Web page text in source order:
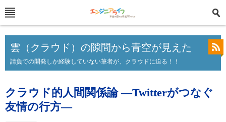
雲（クラウド）の隙間から青空が見えた
請負での開発しか経験していない筆者が、クラウドに迫る！！
クラウド的人間関係論 ―Twitterがつなぐ
友情の行方―